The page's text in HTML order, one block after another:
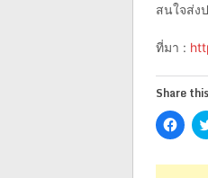
สนใจส่ง
ที่มา :
Share
Click
to